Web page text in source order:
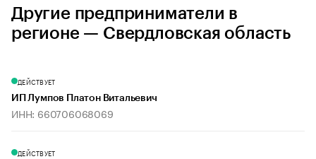
Другие предприниматели в
регионе — Свердловская область
ДЕЙСТВУЕТ
ИП Лумпов Платон Витальевич
ИНН: 660706068069
ДЕЙСТВУЕТ